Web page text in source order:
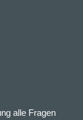
alle Fragen